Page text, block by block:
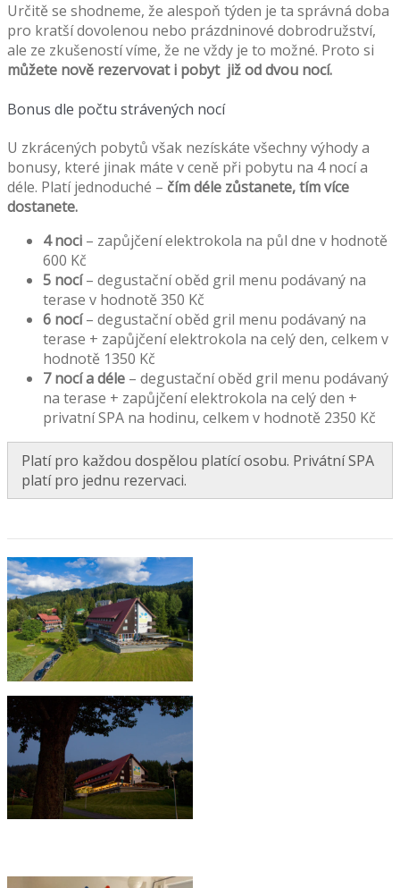
Určitě se shodneme, že alespoň týden je ta správná doba
pro kratší dovolenou nebo prázdninové dobrodružství,
ale ze zkušeností víme, že ne vždy je to možné. Proto si
můžete nově rezervovat i pobyt již od dvou nocí.
Bonus dle počtu strávených nocí
U zkrácených pobytů však nezískáte všechny výhody a
bonusy, které jinak máte v ceně při pobytu na 4 nocí a
déle. Platí jednoduché – čím déle zůstanete, tím více
dostanete.
4 noci – zapůjčení elektrokola na půl dne v hodnotě
600 Kč
5 nocí– degustační oběd gril menu podávaný na
terase v hodnotě 350 Kč
6 nocí– degustační oběd gril menu podávaný na
terase + zapůjčení elektrokola na celý den, celkem v
hodnotě 1350 Kč
7 nocí a déle – degustační oběd gril menu podávaný
na terase + zapůjčení elektrokola na celý den +
privatní SPA na hodinu, celkem v hodnotě 2350 Kč
Platí pro každou dospělou platící osobu. Privátní SPA
platí pro jednu rezervaci.